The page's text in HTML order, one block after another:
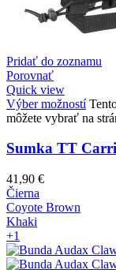
Pridať do zoznamu
Porovnať
Quick view
Výber možností
môžete vybrať na
Sumka TT
41,90 €
Čierna
Coyote Brown
Khaki
+1